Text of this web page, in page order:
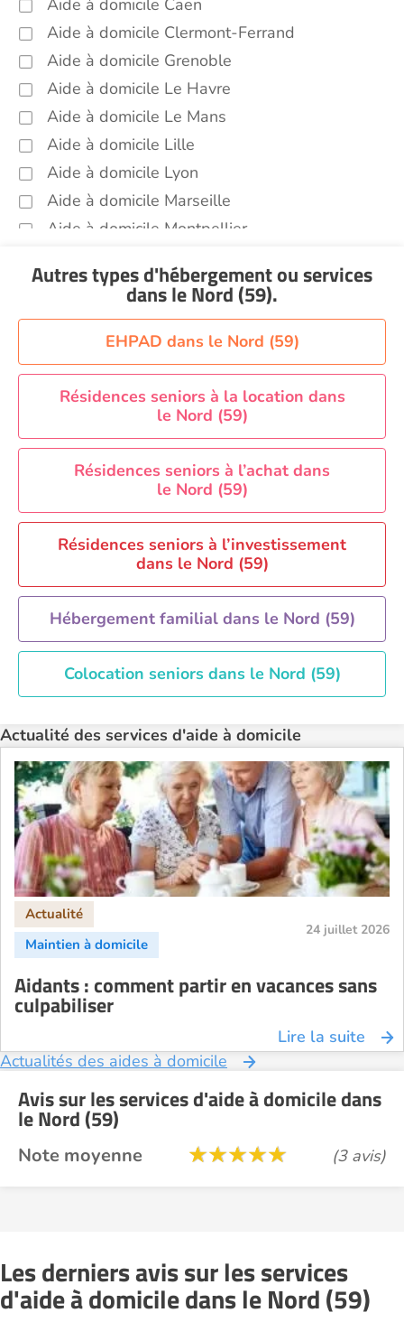
Aide à domicile Caen
Aide à domicile Clermont-Ferrand
Aide à domicile Grenoble
Aide à domicile Le Havre
Aide à domicile Le Mans
Aide à domicile Lille
Aide à domicile Lyon
Aide à domicile Marseille
Aide à domicile Montpellier
Aide à domicile Nice
Aide à domicile Orléans
Aide à domicile Paris
Aide à domicile Perpignan
Aide à domicile Rennes
Aide à domicile Saint-Etienne
Aide à domicile Toulouse
Recherche par ville
Autres types d'hébergement ou services
dans le Nord (59).
EHPAD dans le Nord (59)
Résidences seniors à la location dans
le Nord (59)
Résidences seniors à l’achat dans
le Nord (59)
Résidences seniors à l’investissement
dans le Nord (59)
Hébergement familial dans le Nord (59)
Colocation seniors dans le Nord (59)
Actualité des services d'aide à domicile
24 juillet 2026
Aidants : comment partir en vacances sans
culpabiliser
Lire la suite
Actualités des aides à domicile
Avis sur les services d'aide à domicile dans
le Nord (59)
Note moyenne (3 avis)
Les derniers avis sur les services
d'aide à domicile dans le Nord (59)